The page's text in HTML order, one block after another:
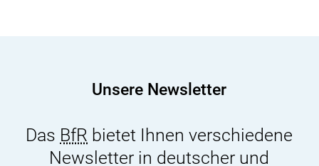
Unsere Newsletter
Das BfR bietet Ihnen verschiedene
Newsletter in deutscher und